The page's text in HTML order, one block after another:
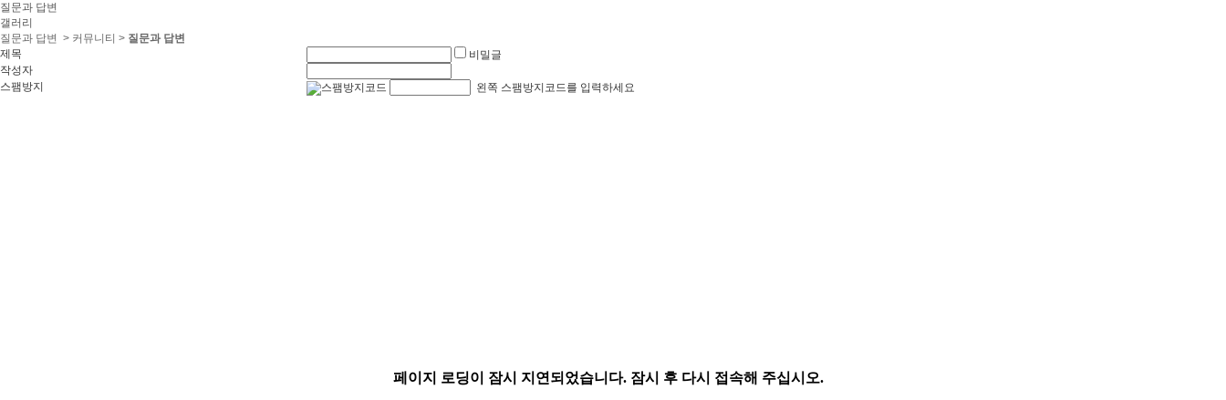
질문과 답변
갤러리
질문과 답변 > 커뮤니티 > 질문과 답변
제목
비밀글
작성자
스팸방지
왼쪽 스팸방지코드를 입력하세요